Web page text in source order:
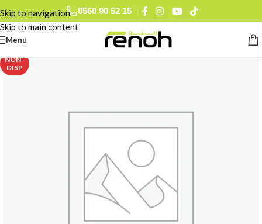
Skip to navigation
Skip to main content
0560 90 52 15
Menu
NON -
DISP